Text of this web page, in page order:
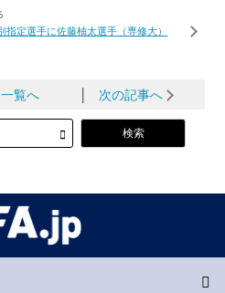
定選手に佐藤柚太選手（専修大）
一覧へ 次の記事へ